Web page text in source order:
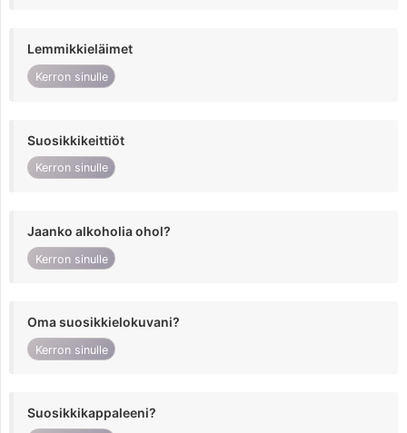
Lemmikkieläimet
Kerron sinulle
Suosikkikeittiöt
Kerron sinulle
Jaanko alkoholia ohol?
Kerron sinulle
Oma suosikkielokuvani?
Kerron sinulle
Suosikkikappaleeni?